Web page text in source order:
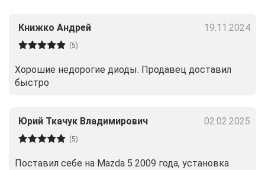
Книжко Андрей 19.11.2024
(5)
Хорошие недорогие диоды. Продавец доставил
быстро
Юрий Ткачук Владимирович 02.02.2025
(5)
Поставил себе на Mazda 5 2009 года, установка